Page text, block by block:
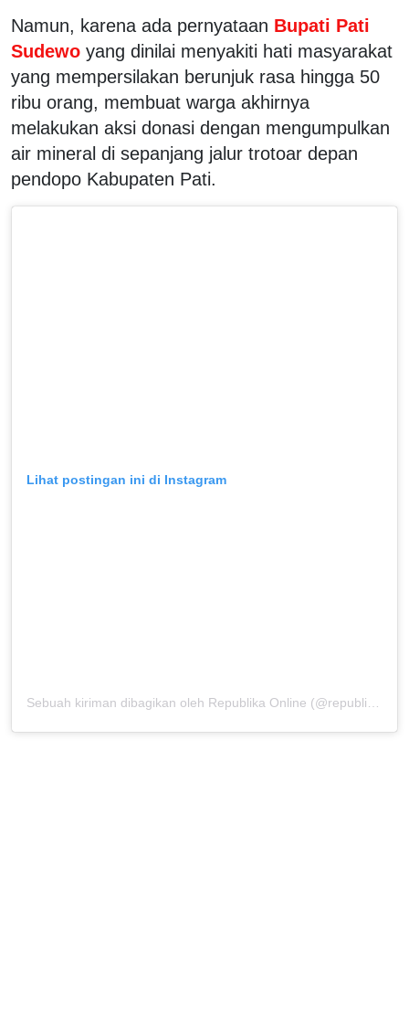
Namun, karena ada pernyataan Bupati Pati
Sudewo yang dinilai menyakiti hati masyarakat
yang mempersilakan berunjuk rasa hingga 50
ribu orang, membuat warga akhirnya
melakukan aksi donasi dengan mengumpulkan
air mineral di sepanjang jalur trotoar depan
pendopo Kabupaten Pati.
Lihat postingan ini di Instagram
Sebuah kiriman dibagikan oleh Republika Online (@republikaonline)